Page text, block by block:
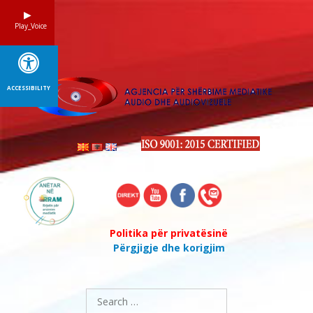
Politika për privatësinë
Përgjigje dhe korigjim
Search
for:
Play_Voice
ACCESSIBILITY